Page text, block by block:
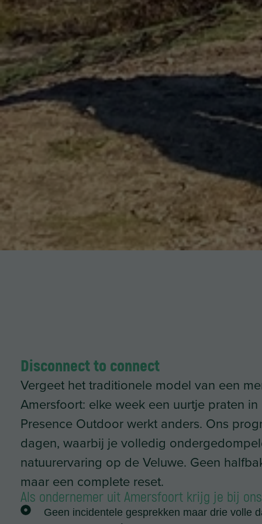
Disconnect to connect
Vergeet het traditionele model van een
Amersfoort: elke week een uurtje praten
Presence Outdoor werkt anders. Ons
dagen, waarbij je volledig
natuurervaring op de Veluwe. Geen
maar een complete reset.
Als ondernemer uit Amersfoort krijg je bij ons
Geen incidentele gesprekken maar drie volle